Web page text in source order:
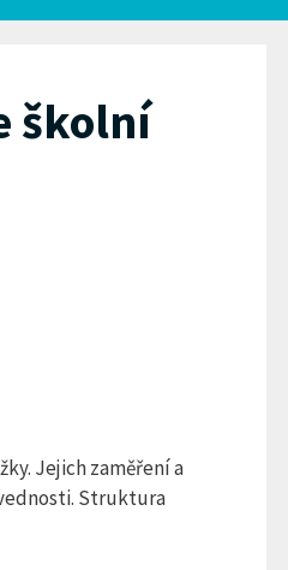
školní
Jejich zaměření a
Struktura